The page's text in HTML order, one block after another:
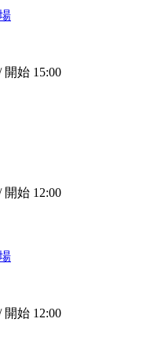
開始 15:00
開始 12:00
開始 12:00